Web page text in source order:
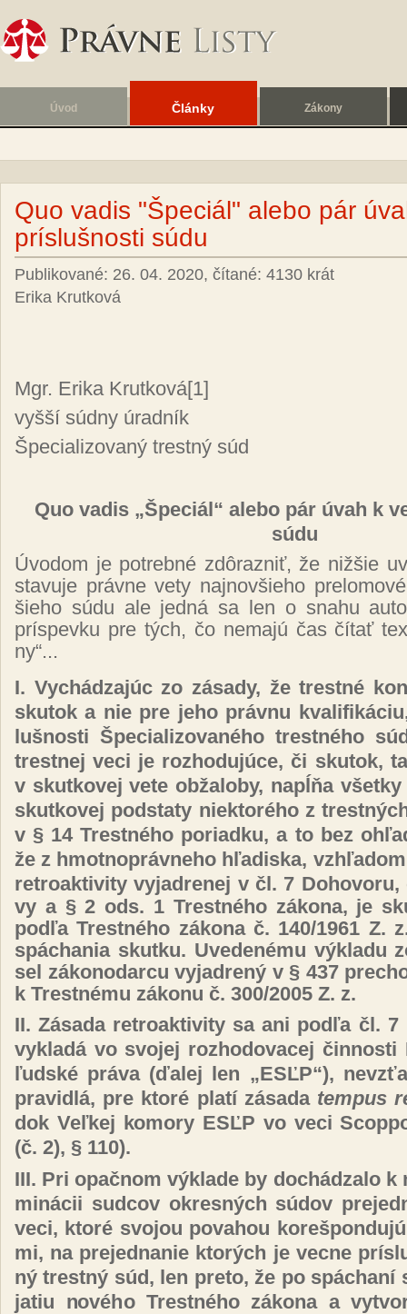
Úvod Články Zákony
Quo vadis "Špeciál" alebo pár
príslušnosti súdu
Publikované: 26. 04. 2020, čítané: 4130 krát
Erika Krutková
Mgr. Eri­ka Krut­ko­vá[1]
vy­šší súd­ny úrad­ník
Špe­cia­li­zo­va­ný trest­ný súd
Quo va­dis „Špe­ciál“ ale­bo pár úvah k
sú­du
Úvo­dom je pot­reb­né zdô­raz­niť, že niž­šie
sta­vu­je práv­ne ve­ty naj­nov­šie­ho
šie­ho sú­du ale jed­ná sa len o sna­hu
prís­pev­ku pre tých, čo ne­ma­jú čas čí­tať
ny“...
I. Vy­chá­dza­júc zo zá­sa­dy, že tres­tné
sku­tok a nie pre je­ho práv­nu
luš­nos­ti Špe­cia­li­zo­va­né­ho tres­tné­ho
tres­tnej ve­ci je roz­ho­du­jú­ce, či sku­tok,
v skut­ko­vej ve­te ob­ža­lo­by, napĺňa
skut­ko­vej pod­sta­ty niek­to­ré­ho z
v § 14 Tres­tné­ho po­riad­ku, a to bez
že z hmot­nop­ráv­ne­ho hľa­dis­ka,
ret­roak­ti­vi­ty vy­jad­re­nej v čl. 7
vy a § 2 ods. 1 Tres­tné­ho zá­ko­na, je
pod­ľa Tres­tné­ho zá­ko­na č. 140/1961 Z.
spá­chania skut­ku. Uve­de­né­mu vý­kla­du
sel zá­ko­no­dar­cu vy­jad­re­ný v § 437
k Tres­tné­mu zá­ko­nu č. 300/2005 Z. z.
II. Zá­sa­da ret­roak­ti­vi­ty sa ani pod­ľa čl. 7
vy­kla­dá vo svo­jej roz­ho­do­va­cej čin­nos­ti
ľud­ské prá­va (ďa­lej len „ESĽP“),
pra­vid­lá, pre kto­ré pla­tí zá­sa­da tem­pus
dok Veľ­kej ko­mo­ry ESĽP vo ve­ci
(č. 2), § 110).
III. Pri opač­nom vý­kla­de by do­chá­dza­lo
mi­ná­cii sud­cov ok­res­ných sú­dov
ve­ci, kto­ré svo­jou po­va­hou
mi, na pre­jed­na­nie kto­rých je vec­ne
ný trest­ný súd, len pre­to, že po
ja­tiu no­vé­ho Tres­tné­ho zá­ko­na a